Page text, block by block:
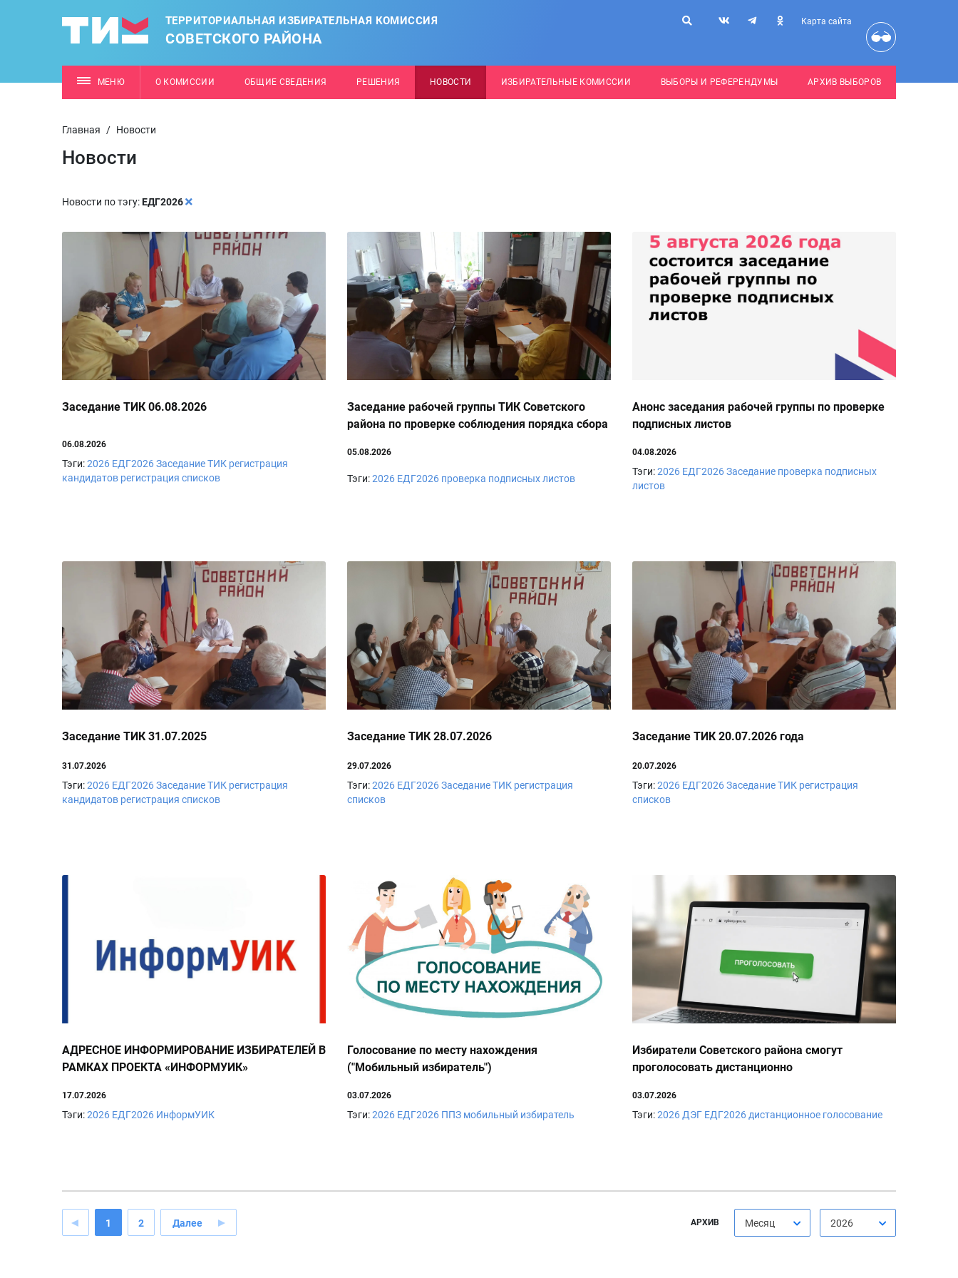
ТЕРРИТОРИАЛЬНАЯ ИЗБИРАТЕЛЬНАЯ КОМИССИЯ
СОВЕТСКОГО РАЙОНА
Карта сайта
МЕНЮ О КОМИССИИ ОБЩИЕ СВЕДЕНИЯ РЕШЕНИЯ НОВОСТИ ИЗБИРАТЕЛЬНЫЕ КОМИССИИ ВЫБОРЫ И РЕФЕРЕНДУМЫ АРХИВ ВЫБОРОВ
Главная / Новости
Новости
Новости по тэгу:ЕДГ2026
Заседание ТИК 06.08.2026
06.08.2026
Тэги:2026 ЕДГ2026Заседание ТИК регистрация
кандидатов регистрация списков
Заседание рабочей группы ТИК Советского
района по проверке соблюдения порядка сбора
05.08.2026
Тэги:2026 ЕДГ2026 проверка подписных листов
Анонс заседания рабочей группы по проверке
подписных листов
04.08.2026
Тэги:2026 ЕДГ2026Заседание проверка подписных
листов
Заседание ТИК 31.07.2025
31.07.2026
Тэги:2026 ЕДГ2026Заседание ТИК регистрация
кандидатов регистрация списков
Заседание ТИК 28.07.2026
29.07.2026
Тэги:2026 ЕДГ2026Заседание ТИК регистрация
списков
Заседание ТИК 20.07.2026 года
20.07.2026
Тэги:2026 ЕДГ2026Заседание ТИК регистрация
списков
АДРЕСНОЕ ИНФОРМИРОВАНИЕ ИЗБИРАТЕЛЕЙ В
РАМКАХ ПРОЕКТА «ИНФОРМУИК»
17.07.2026
Тэги:2026 ЕДГ2026 ИнформУИК
Голосование по месту нахождения
("Мобильный избиратель")
03.07.2026
Тэги:2026 ЕДГ2026 ППЗ мобильный избиратель
Избиратели Советского района смогут
проголосовать дистанционно
03.07.2026
Тэги:2026ДЭГ ЕДГ2026дистанционное голосование
1 2 Далее АРХИВ Месяц 2026